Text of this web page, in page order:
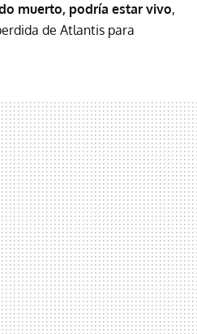
muerto, podría estar vivo,
de Atlantis para